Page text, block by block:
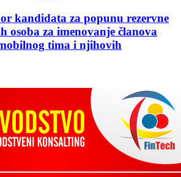
kandidata za popunu rezervne
osoba za imenovanje članova
tima i njihovih